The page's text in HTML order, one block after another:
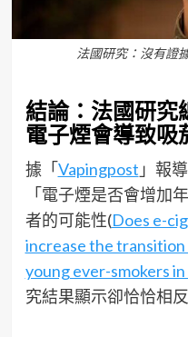
法國研究：沒有證
結論：法國研究
電⼦煙會導致吸
據「Vapingpost 」報
「電子煙是否會增加
者的可能性(Does e-
increase the transition
young ever-smokers in
究結果顯⽰卻恰恰相反